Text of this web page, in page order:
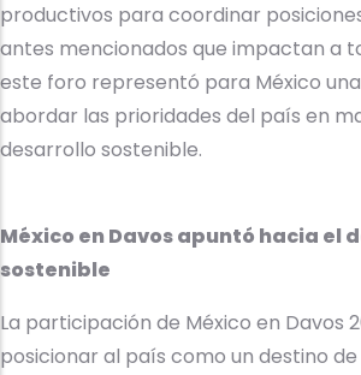
productivos para coordinar
antes mencionados que impactan a
este foro representó para México
abordar las prioridades del país en
desarrollo sostenible.
México en Davos apuntó hacia el
sostenible
La participación de México en Davos
posicionar al país como un destino